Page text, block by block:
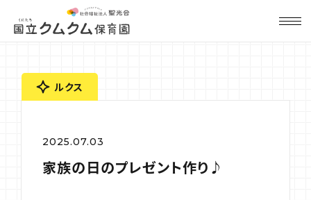
ルクス
2025.07.03
家族の日のプレゼント作り♪